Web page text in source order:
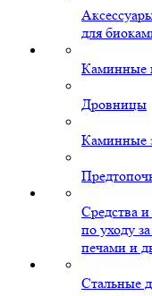
для
Каминные
Дровницы
Каминные
Средства
по уходу
печами и
Стальные